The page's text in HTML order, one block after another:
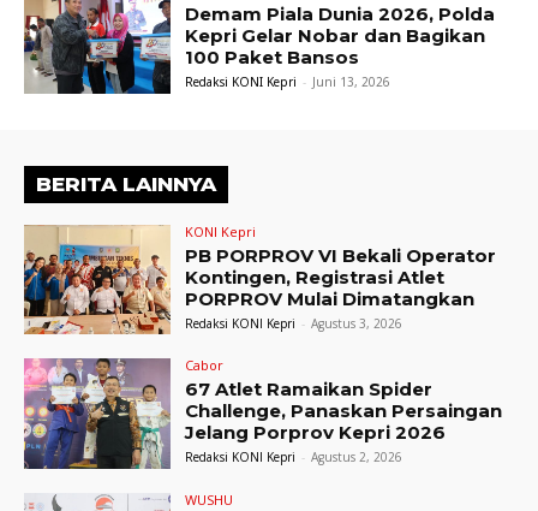
Demam Piala Dunia 2026, Polda
Kepri Gelar Nobar dan Bagikan
100 Paket Bansos
Redaksi KONI Kepri - Juni 13, 2026
BERITA LAINNYA
KONI Kepri
PB PORPROV VI Bekali Operator
Kontingen, Registrasi Atlet
PORPROV Mulai Dimatangkan
Redaksi KONI Kepri - Agustus 3, 2026
Cabor
67 Atlet Ramaikan Spider
Challenge, Panaskan Persaingan
Jelang Porprov Kepri 2026
Redaksi KONI Kepri - Agustus 2, 2026
WUSHU